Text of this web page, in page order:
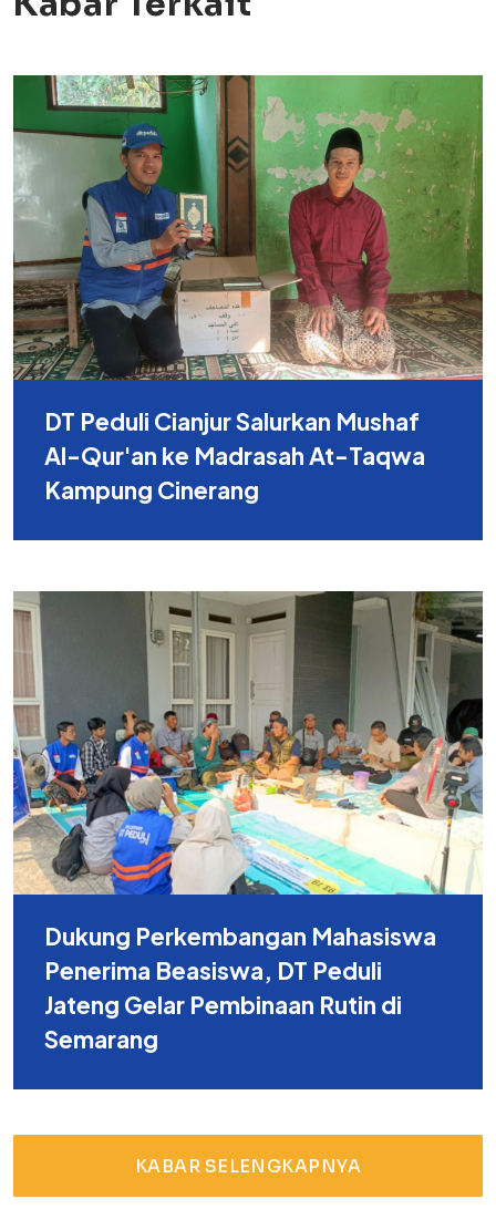
DT Peduli Cianjur Salurkan Mushaf
Al-Qur'an ke Madrasah At-Taqwa
Kampung Cinerang
Dukung Perkembangan Mahasiswa
Penerima Beasiswa, DT Peduli
Jateng Gelar Pembinaan Rutin di
Semarang
KABAR SELENGKAPNYA